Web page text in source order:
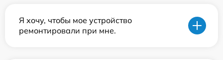
Я хочу, чтобы мое устройство
ремонтировали при мне.